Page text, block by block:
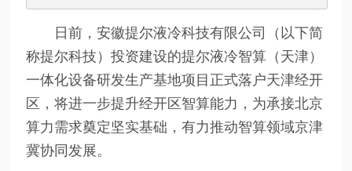
日前，安徽提尔液冷科技有限公司（以下简
称提尔科技）投资建设的提尔液冷智算（天津）
一体化设备研发生产基地项目正式落户天津经开
区，将进一步提升经开区智算能力，为承接北京
算力需求奠定坚实基础，有力推动智算领域京津
冀协同发展。